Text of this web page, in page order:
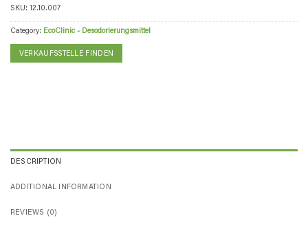
SKU: 12.10.007
Category: EcoClinic - Desodorierungsmittel
VERKAUFSSTELLE FINDEN
DESCRIPTION
ADDITIONAL INFORMATION
REVIEWS (0)